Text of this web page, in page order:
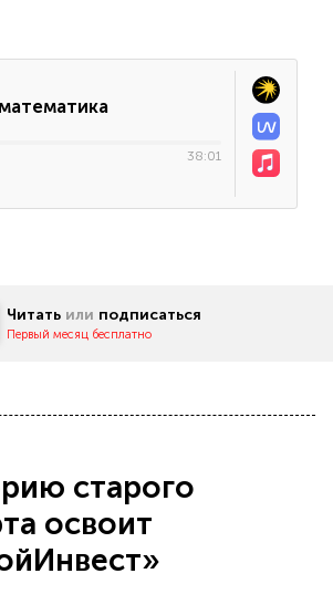
38:01
Читать или подписаться
Первый месяц бесплатно
старого
освоит